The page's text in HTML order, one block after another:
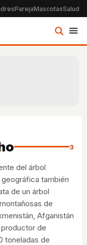
ParejaMascotasSalud
3
del árbol
también
de un árbol
de
Afganistán
de
toneladas de